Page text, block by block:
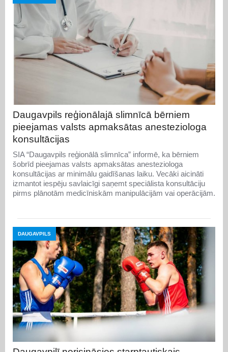
Daugavpils reģionālajā slimnīcā bērniem
pieejamas valsts apmaksātas anesteziologa
konsultācijas
SIA “Daugavpils reģionālā slimnīca” informē, ka bērniem
šobrīd pieejamas valsts apmaksātas anesteziologa
konsultācijas ar minimālu gaidīšanas laiku. Vecāki aicināti
izmantot iespēju savlaicīgi saņemt speciālista konsultāciju
pirms plānotām medicīniskām manipulācijām vai operācijām.
DAUGAVPILS